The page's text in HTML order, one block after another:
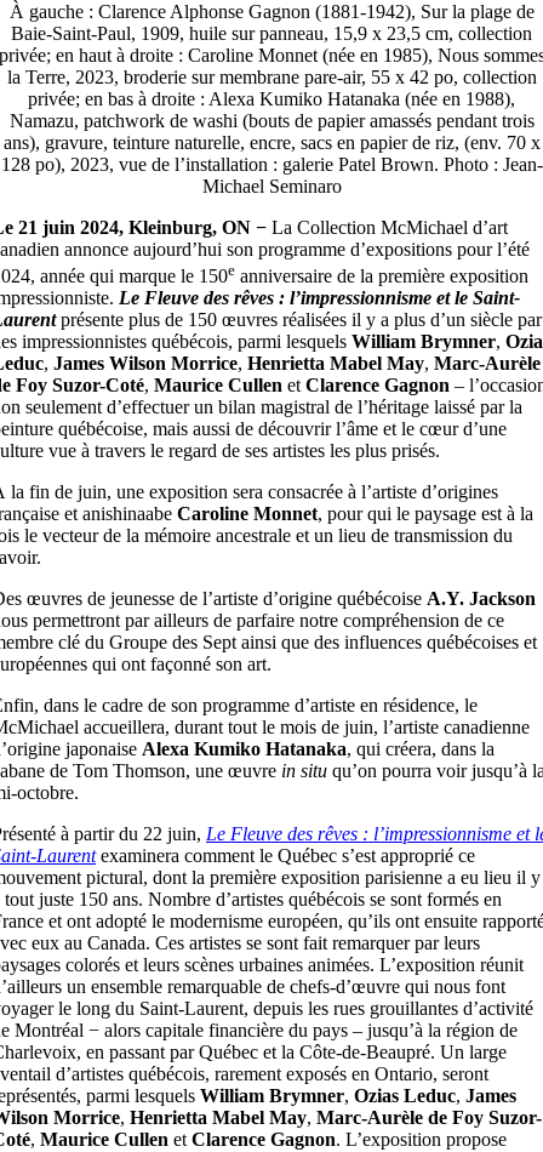
À gauche : Clarence Alphonse Gagnon (1881-1942), Sur la plage de
Baie-Saint-Paul, 1909, huile sur panneau, 15,9 x 23,5 cm, collection
en haut à droite : Caroline Monnet (née en 1985), Nous
la Terre, 2023, broderie sur membrane pare-air, 55 x 42 po, collection
privée; en bas à droite : Alexa Kumiko Hatanaka (née en 1988),
Namazu, patchwork de washi (bouts de papier amassés pendant trois
ans), gravure, teinture naturelle, encre, sacs en papier de riz, (env. 70 x
128 po), 2023, vue de l’installation : galerie Patel Brown. Photo : Jean-
Michael Seminaro
21 juin 2024, Kleinburg, ON − La Collection McMichael d’art
annonce aujourd’hui son programme d’expositions pour l’été
année qui marque le 150e anniversaire de la première exposition
Le Fleuve des rêves : l’impressionnisme et le Saint-
présente plus de 150 œuvres réalisées il y a plus d’un siècle par
impressionnistes québécois, parmi lesquels William Brymner,
, James Wilson Morrice, Henrietta Mabel May, Marc-Aurèle
Foy Suzor-Coté, Maurice Cullen et Clarence Gagnon –
seulement d’effectuer un bilan magistral de l’héritage laissé par la
québécoise, mais aussi de découvrir l’âme et le cœur d’une
vue à travers le regard de ses artistes les plus prisés.
la fin de juin, une exposition sera consacrée à l’artiste d’origines
et anishinaabe Caroline Monnet, pour qui le paysage est à la
le vecteur de la mémoire ancestrale et un lieu de transmission du
œuvres de jeunesse de l’artiste d’origine québécoise A.Y. Jackson
permettront par ailleurs de parfaire notre compréhension de ce
clé du Groupe des Sept ainsi que des influences québécoises et
qui ont façonné son art.
dans le cadre de son programme d’artiste en résidence, le
accueillera, durant tout le mois de juin, l’artiste canadienne
japonaise Alexa Kumiko Hatanaka, qui créera, dans la
de Tom Thomson, une œuvre in situ qu’on pourra voir jusqu’à
octobre.
à partir du 22 juin, Le Fleuve des rêves : l’impressionnisme et
Laurentexaminera comment le Québec s’est approprié ce
pictural, dont la première exposition parisienne a eu lieu il y
tout juste 150 ans. Nombre d’artistes québécois se sont formés en
et ont adopté le modernisme européen, qu’ils ont ensuite
eux au Canada. Ces artistes se sont fait remarquer par leurs
colorés et leurs scènes urbaines animées. L’exposition réunit
un ensemble remarquable de chefs-d’œuvre qui nous font
le long du Saint-Laurent, depuis les rues grouillantes d’activité
Montréal − alors capitale financière du pays – jusqu’à la région de
en passant par Québec et la Côte-de-Beaupré. Un large
d’artistes québécois, rarement exposés en Ontario, seront
parmi lesquels William Brymner, Ozias Leduc, James
Morrice, Henrietta Mabel May, Marc-Aurèle de Foy Suzor-
, Maurice Cullen et Clarence Gagnon. L’exposition propose